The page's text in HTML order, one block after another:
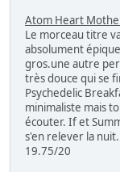
Atom Heart
Le morceau titre
absolument
gros.une autre
très douce qui se
Psychedelic
minimaliste mais
écouter. If et
s'en relever la nuit.
19.75/20